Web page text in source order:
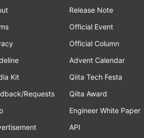
Kit
Requests
Release Note
Official Event
Official Column
Advent Calendar
Qiita Tech Festa
Qiita Award
Engineer White Paper
API